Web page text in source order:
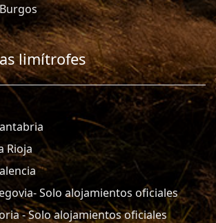
limítrofes
Rioja
Solo alojamientos oficiales
- Solo alojamientos oficiales